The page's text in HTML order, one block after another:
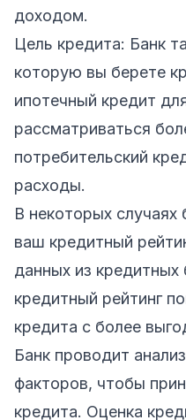
доходом.
Цель кредита: Банк
которую вы берете
ипотечный кредит
рассматриваться
потребительский
расходы.
В некоторых случаях
ваш кредитный
данных из
кредитный рейтинг
кредита с более
Банк проводит
факторов, чтобы
кредита. Оценка